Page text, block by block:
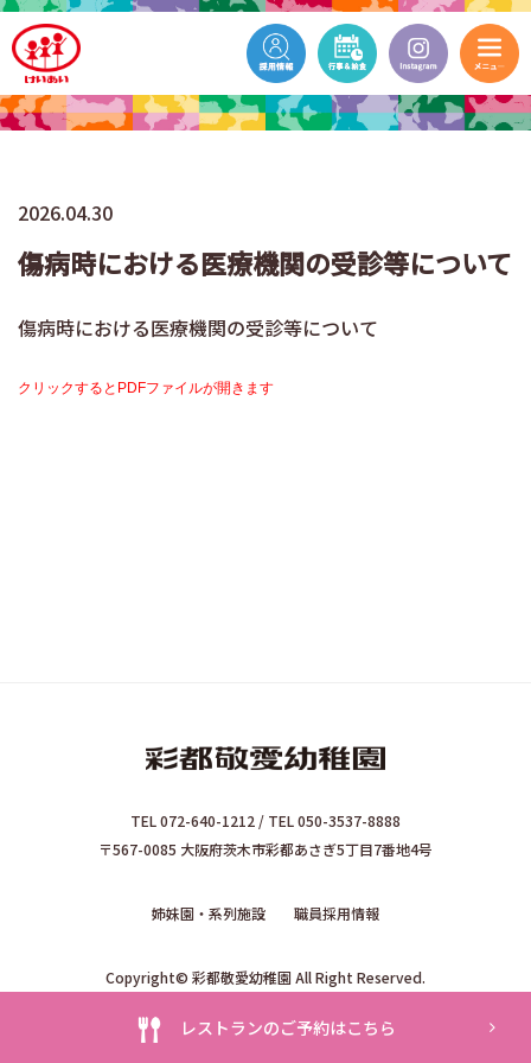
レストランのご予約はこちら
2026.04.30
傷病時における医療機関の受診等について
傷病時における医療機関の受診等について
クリックするとPDFファイルが開きます
TEL 072-640-1212 / TEL 050-3537-8888
〒567-0085 大阪府茨木市彩都あさぎ5丁目7番地4号
姉妹園・系列施設 職員採用情報
Copyright© 彩都敬愛幼稚園 All Right Reserved.